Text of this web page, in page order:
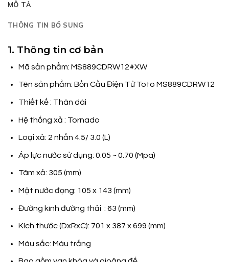
MÔ TẢ
THÔNG TIN BỔ SUNG
1. Thông tin cơ bản
Mã sản phẩm: MS889CDRW12#XW
Tên sản phẩm: Bồn Cầu Điện Tử Toto MS889CDRW12
Thiết kế : Thân dài
Hệ thống xả : Tornado
Loại xả: 2 nhấn 4.5/ 3.0 (L)
Áp lực nước sử dụng: 0.05 ~ 0.70 (Mpa)
Tâm xả: 305 (mm)
Mặt nước đọng: 105 x 143 (mm)
Đường kính đường thải : 63 (mm)
Kích thước (DxRxC): 701 x 387 x 699 (mm)
Màu sắc: Màu trắng